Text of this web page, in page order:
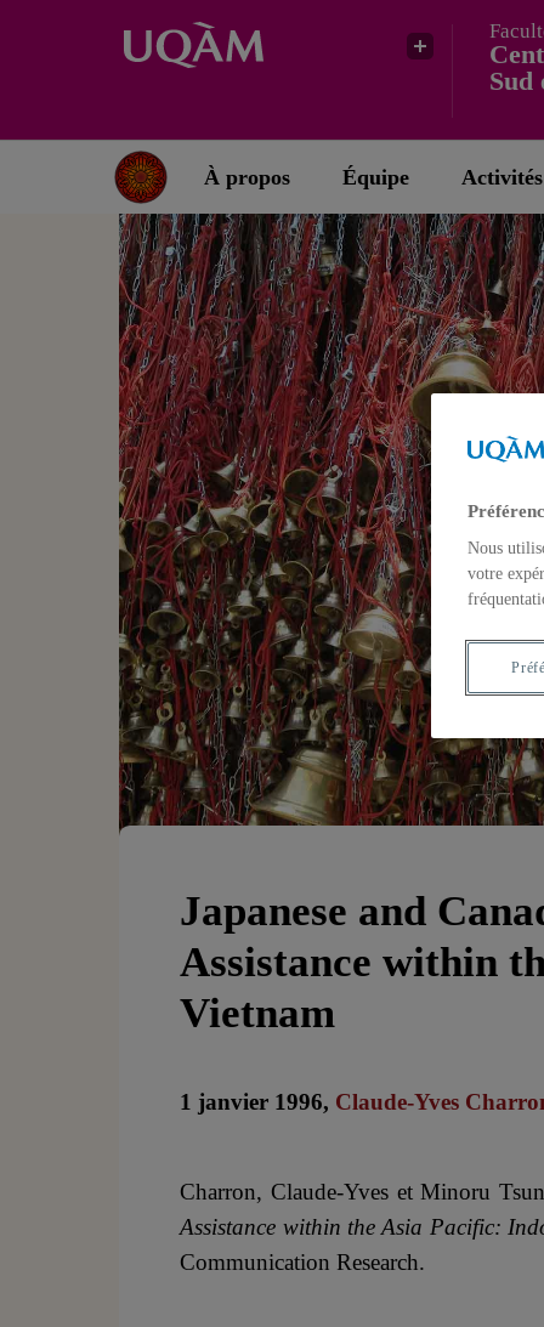
Sud
À propos Équipe Activités
Japanese and
Assistance within
Vietnam
1 janvier 1996, Claude-Yves
Charron, Claude-Yves et Minoru
Assistance within the Asia Pacific:
Communication Research.
Nous
votre